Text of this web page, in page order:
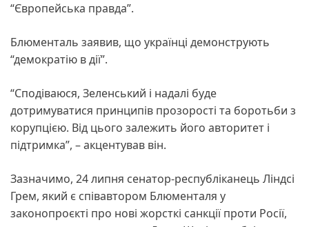
“Європейська правда”.
Блюменталь заявив, що українці демонструють
“демократію в дії”.
“Сподіваюся, Зеленський і надалі буде
дотримуватися принципів прозорості та боротьби з
корупцією. Від цього залежить його авторитет і
підтримка”, – акцентував він.
Зазначимо, 24 липня сенатор-республіканець Ліндсі
Грем, який є співавтором Блюменталя у
законопроєкті про нові жорсткі санкції проти Росії,